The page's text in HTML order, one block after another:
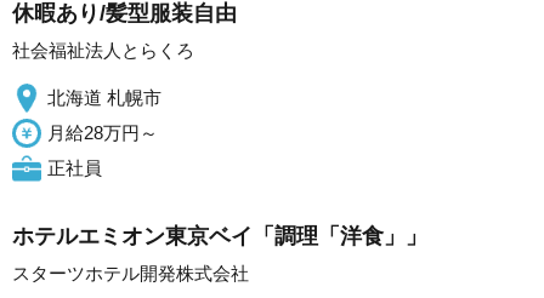
休暇あり/髪型服装自由
社会福祉法人とらくろ
北海道 札幌市
月給28万円～
正社員
ホテルエミオン東京ベイ「調理「洋食」」
スターツホテル開発株式会社